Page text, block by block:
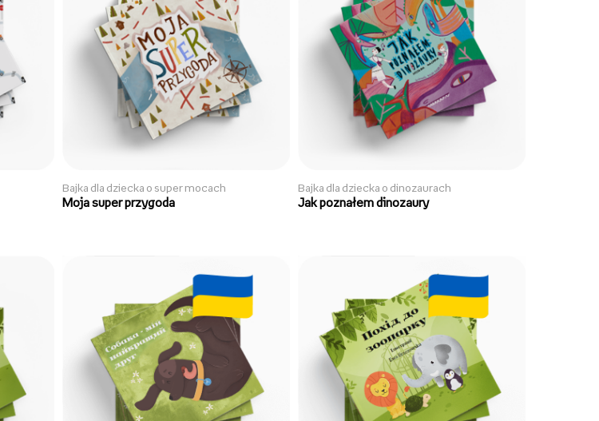
Bajka dla dziecka o super mocach
Moja super przygoda
Bajka dla dziecka o dinozaurach
Jak poznałem dinozaury